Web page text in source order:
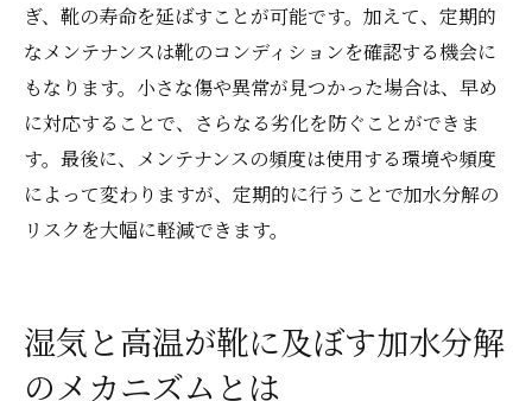
ぎ、靴の寿命を延ばすことが可能です。加えて、定期的
なメンテナンスは靴のコンディションを確認する機会に
もなります。小さな傷や異常が見つかった場合は、早め
に対応することで、さらなる劣化を防ぐことができま
す。最後に、メンテナンスの頻度は使用する環境や頻度
によって変わりますが、定期的に行うことで加水分解の
リスクを大幅に軽減できます。
湿気と高温が靴に及ぼす加水分解
のメカニズムとは